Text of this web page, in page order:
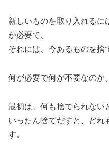
新しいものを取り入れるに
が必要で、
それには、今あるものを捨
何が必要で何が不要なのか。
最初は、何も捨てられない
いったん捨てだすと、どれ
す。